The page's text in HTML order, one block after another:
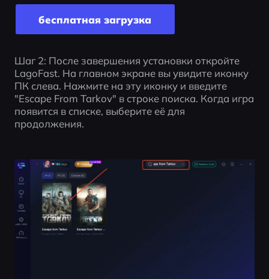
бесплатная загрузка
Шаг 2: После завершения установки откройте
LagoFast. На главном экране вы увидите иконку
ПК слева. Нажмите на эту иконку и введите
"Escape From Tarkov" в строке поиска. Когда игра
появится в списке, выберите её для
продолжения.